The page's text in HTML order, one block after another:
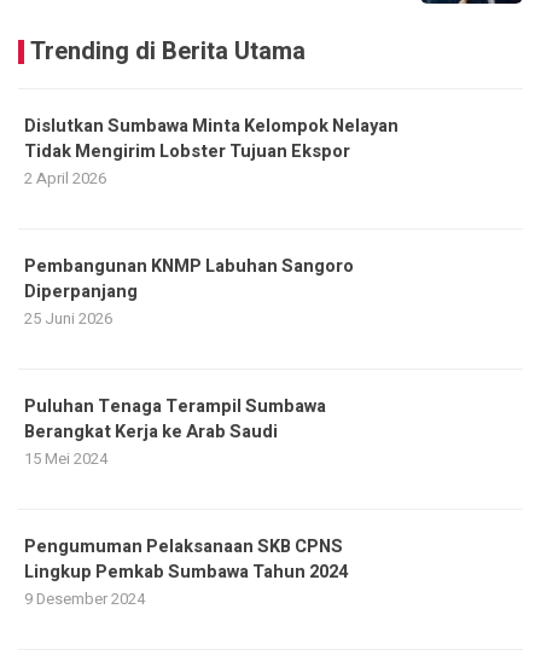
Trending di Berita Utama
Dislutkan Sumbawa Minta Kelompok Nelayan
Tidak Mengirim Lobster Tujuan Ekspor
2 April 2026
Pembangunan KNMP Labuhan Sangoro
Diperpanjang
25 Juni 2026
Puluhan Tenaga Terampil Sumbawa
Berangkat Kerja ke Arab Saudi
15 Mei 2024
Pengumuman Pelaksanaan SKB CPNS
Lingkup Pemkab Sumbawa Tahun 2024
9 Desember 2024